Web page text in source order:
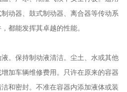
动器、鼓式制动器、离合器等传动系
都能发挥其卓越的性能。
。保持制动液清洁。尘土、水或其他
加车辆维修费用。只许在原来的容器
和密封。不准在容器内添加液体或装